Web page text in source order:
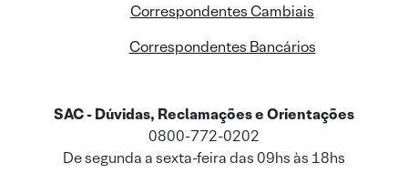
Correspondentes Cambiais
Correspondentes Bancários
SAC - Dúvidas, Reclamações e Orientações
0800-772-0202
De segunda a sexta-feira das 09hs às 18hs